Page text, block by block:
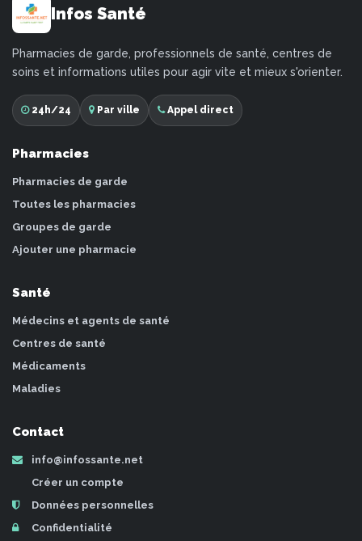
Infos Santé
Pharmacies de garde, professionnels de santé, centres de
soins et informations utiles pour agir vite et mieux s'orienter.
24h/24 Par ville Appel direct
Pharmacies
Pharmacies de garde
Toutes les pharmacies
Groupes de garde
Ajouter une pharmacie
Santé
Médecins et agents de santé
Centres de santé
Médicaments
Maladies
Contact
info@infossante.net
Créer un compte
Données personnelles
Confidentialité